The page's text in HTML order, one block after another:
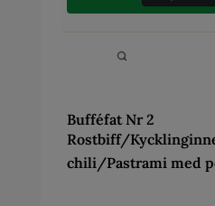
Bufféfat Nr 2
Rostbiff/
chili/Pastrami med